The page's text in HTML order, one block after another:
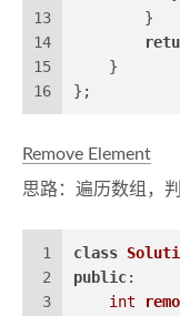
13
14
15
16
        }
    }
};
Remove Element
思路：遍历数组，
1
2
3
class
public:
int